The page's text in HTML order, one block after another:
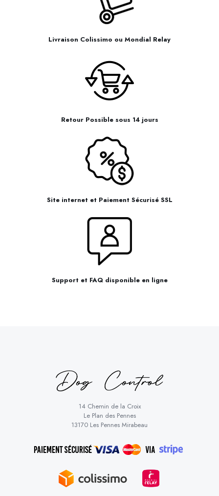
Livraison Colissimo ou Mondial Relay
Retour Possible sous 14 jours
Site internet et Paiement Sécurisé SSL
Support et FAQ disponible en ligne
14 Chemin de la Croix
Le Plan des Pennes
13170 Les Pennes Mirabeau